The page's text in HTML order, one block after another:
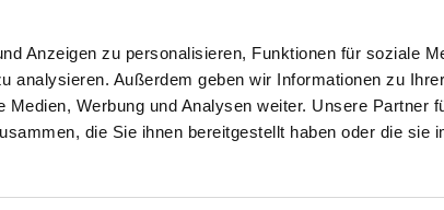
Anzeigen zu personalisieren, Funktionen für soziale
analysieren. Außerdem geben wir Informationen zu
Werbung und Analysen weiter. Unsere Partner
die Sie ihnen bereitgestellt haben oder die sie
Unterhemd für dezente Unterstützung
unter Hemden.
Formendes